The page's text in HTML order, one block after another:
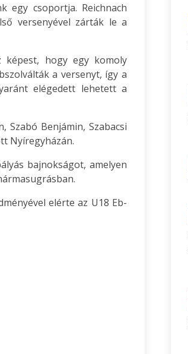
egy csoportja. Reichnach
versenyével zárták le a
képest, hogy egy komoly
a versenyt, így a
elégedett lehetett a
Szabó Benjámin, Szabacsi
Nyíregyházán.
bajnokságot, amelyen
elérte az U18 Eb-